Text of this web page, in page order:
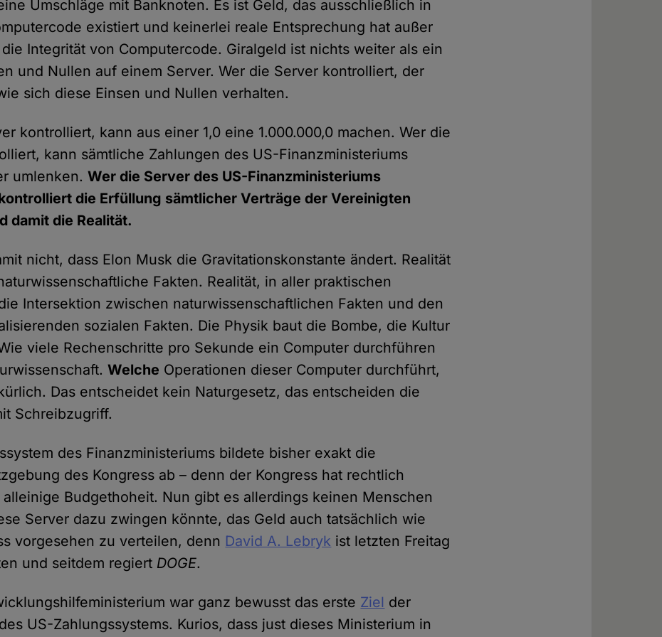
Umschläge mit Banknoten. Es ist Geld, das ausschließlich in
existiert und keinerlei reale Entsprechung hat außer
Integrität von Computercode. Giralgeld ist nichts weiter als ein
und Nullen auf einem Server. Wer die Server kontrolliert, der
sich diese Einsen und Nullen verhalten.
kontrolliert, kann aus einer 1,0 eine 1.000.000,0 machen. Wer die
kann sämtliche Zahlungen des US-Finanzministeriums
umlenken.Wer die Server des US-Finanzministeriums
die Erfüllung sämtlicher Verträge der Vereinigten
damit die Realität.
nicht, dass Elon Musk die Gravitationskonstante ändert. Realität
Fakten. Realität, in aller praktischen
Intersektion zwischen naturwissenschaftlichen Fakten und den
sozialen Fakten. Die Physik baut die Bombe, die Kultur
viele Rechenschritte pro Sekunde ein Computer durchführen
Welche Operationen dieser Computer durchführt,
Das entscheidet kein Naturgesetz, das entscheiden die
Schreibzugriff.
des Finanzministeriums bildete bisher exakt die
des Kongress ab – denn der Kongress hat rechtlich
Budgethoheit. Nun gibt es allerdings keinen Menschen
Server dazu zwingen könnte, das Geld auch tatsächlich wie
vorgesehen zu verteilen, denn David A. Lebryk ist letzten Freitag
und seitdem regiert DOGE.
war ganz bewusst das erste Ziel der
US-Zahlungssystems. Kurios, dass just dieses Ministerium in